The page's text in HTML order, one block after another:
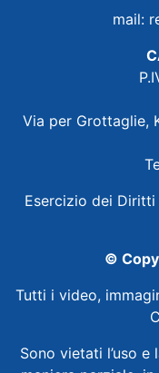
mail:
Via per Grottaglie,
Esercizio dei
©
Tutti i video,
Sono vietati l’uso